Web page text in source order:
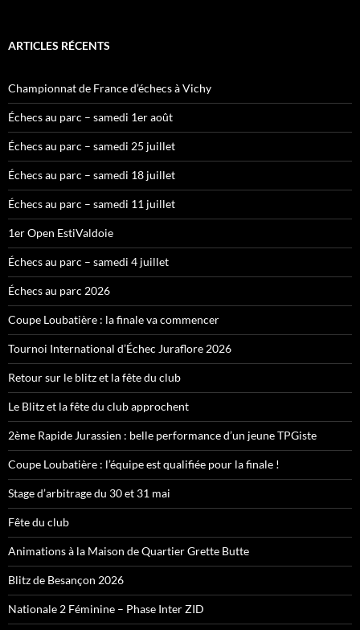
ARTICLES RÉCENTS
Championnat de France d’échecs à Vichy
Échecs au parc – samedi 1er août
Échecs au parc – samedi 25 juillet
Échecs au parc – samedi 18 juillet
Échecs au parc – samedi 11 juillet
1er Open EstiValdoie
Échecs au parc – samedi 4 juillet
Échecs au parc 2026
Coupe Loubatière : la finale va commencer
Tournoi International d’Échec Juraflore 2026
Retour sur le blitz et la fête du club
Le Blitz et la fête du club approchent
2ème Rapide Jurassien : belle performance d’un jeune TPGiste
Coupe Loubatière : l’équipe est qualifiée pour la finale !
Stage d’arbitrage du 30 et 31 mai
Fête du club
Animations à la Maison de Quartier Grette Butte
Blitz de Besançon 2026
Nationale 2 Féminine – Phase Inter ZID